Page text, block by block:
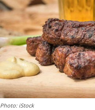
Photo: iStock